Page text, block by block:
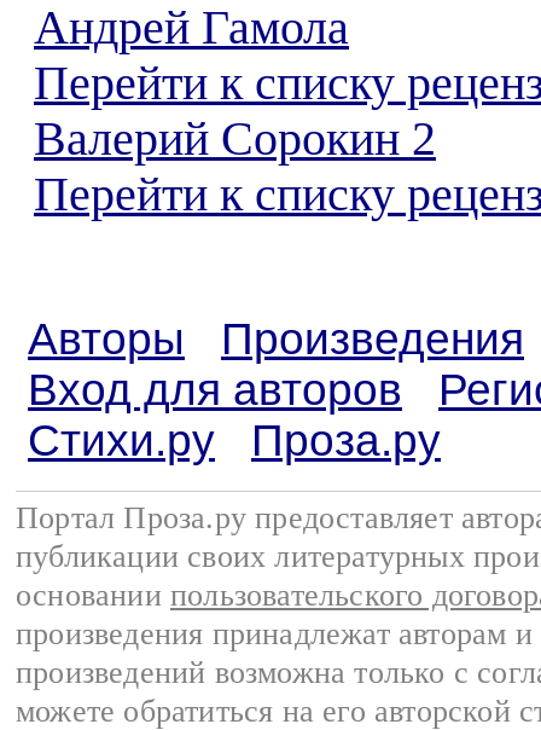
Андрей Гамола
Перейти к списку
Валерий Сорокин 2
Перейти к списку
Авторы
Произведения
Вход для авторов
Стихи.ру
Проза.ру
Портал Проза.ру предоставляет
публикации своих литературных
основании пользовательского
произведения принадлежат авторам
произведений возможна только с
можете обратиться на его авторской